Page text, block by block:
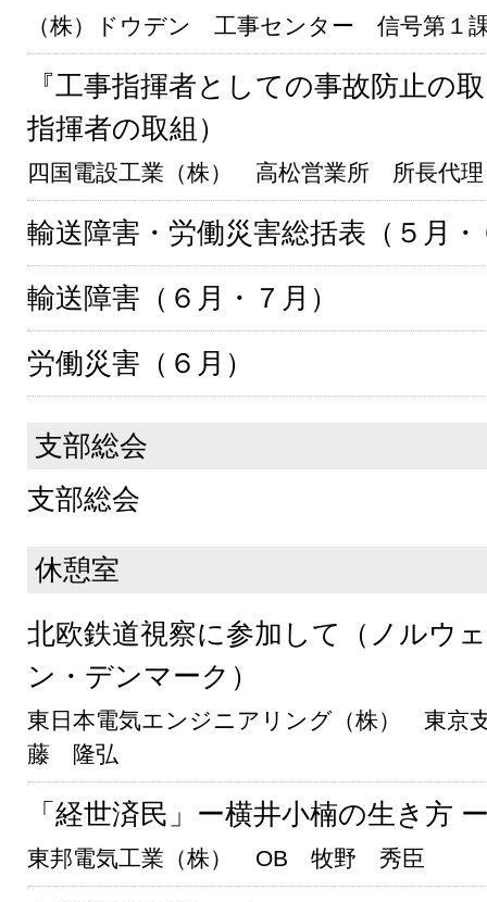
（株）ドウデン 工事センター 信号第
『工事指揮者としての事故防止の
指揮者の取組）
四国電設工業（株） 高松営業所 所長代
輸送障害・労働災害総括表（５月
輸送障害（６月・７月）
労働災害（６月）
支部総会
支部総会
休憩室
北欧鉄道視察に参加して（ノルウ
ン・デンマーク）
東日本電気エンジニアリング（株） 東
藤 隆弘
「経世済民」ー横井小楠の生き方
東邦電気工業（株） OB 牧野 秀臣